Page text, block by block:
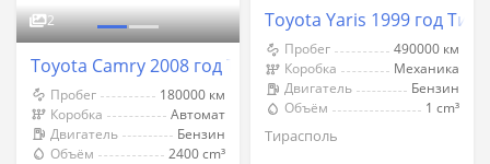
2
Toyota Camry 2008 год Тирасполь
Пробег
180000 км
Коробка
Автомат
Двигатель
Бензин
Объём
2400 cm³
Toyota Yaris 1999 год
Пробег
490000 км
Коробка
Механика
Двигатель
Бензин
Объём
1 cm³
Тирасполь